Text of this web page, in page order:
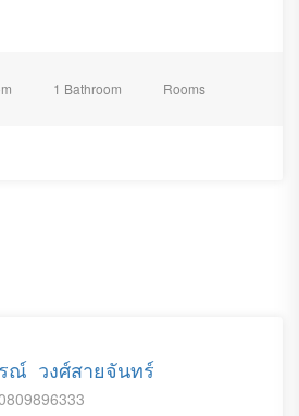
1 Bathroom Rooms
ณ์ วงศ์สายจันทร์